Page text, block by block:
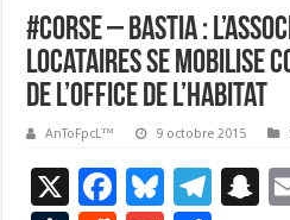
#Corse – Bastia :
locataires se mobilise
de l’office de l’habitat
AnToFpcL™ 9 octobre 2015
X
F
Bl T
S